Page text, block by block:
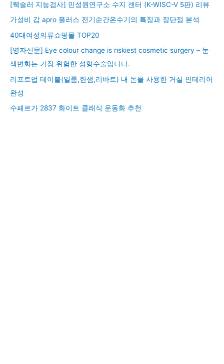
[웩슬러 지능검사] 민성원연구소 수지 센터 (K-WISC-V 5판) 리뷰
가성비 갑 apro 플러스 전기순간온수기의 특징과 장단점 분석
40대여성의류쇼핑몰 TOP20
[영자신문] Eye colour change is riskiest cosmetic surgery – 눈
색변화는 가장 위험한 성형수술입니다.
리프트업 테이블(일룸,한샘,리바트) 내 돈을 사용한 거실 인테리어
완성
수페르가 2837 화이트 클래식 운동화 추천